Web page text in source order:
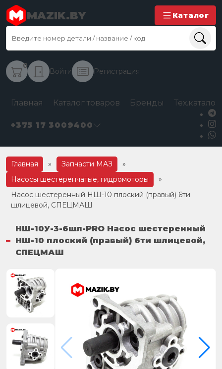
MAZIK.BY Каталог
0
Войти Регистрация
Главная Каталог товаров Бренды
+375 17 3009400
Главная » Запчасти МАЗ
»
Насосы шестеренчатые, гидромоторы
»
Насос шестеренный НШ-10 плоский (правый) 6ти
шлицевой, СПЕЦМАШ
НШ-10У-3-6шл-PRO Насос шестеренный
НШ-10 плоский (правый) 6ти шлицевой,
СПЕЦМАШ